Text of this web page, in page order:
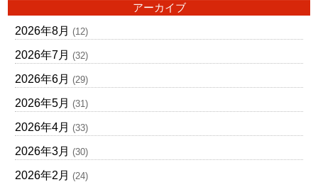
アーカイブ
2026年8月 (12)
2026年7月 (32)
2026年6月 (29)
2026年5月 (31)
2026年4月 (33)
2026年3月 (30)
2026年2月 (24)